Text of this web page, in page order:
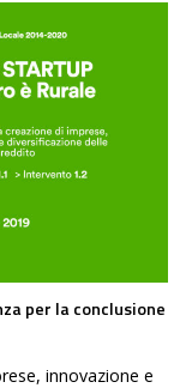
per la conclusione
innovazione e